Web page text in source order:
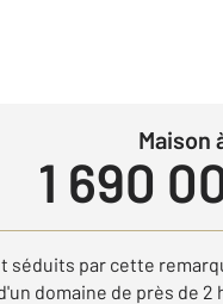
1 690
séduits par cette
domaine de près de 2